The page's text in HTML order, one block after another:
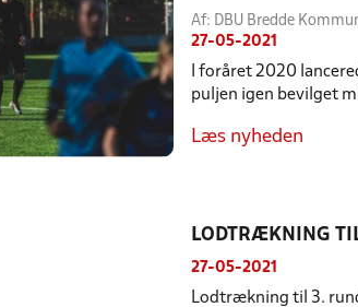
Af: DBU Bredde
27-05-2021
I foråret 2020
puljen igen bevilget
Læs nyheden
LODTRÆKNING
27-05-2021
Lodtrækning til 3.